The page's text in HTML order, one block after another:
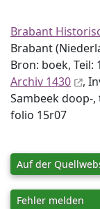
Brabant
Brabant
Bron: boek, Teil:
Archiv 1430
,
Sambeek doop-
folio 15r07
Auf der
Fehler melden